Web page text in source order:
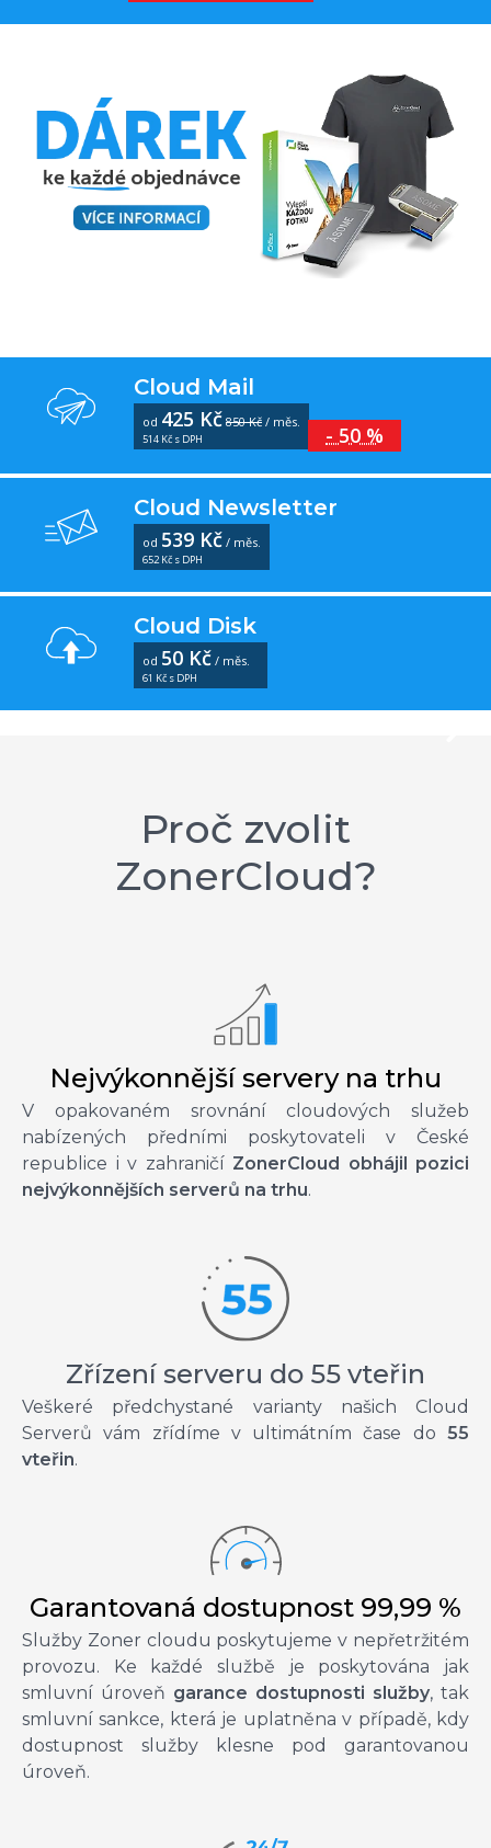
Cloud Mail
od 425 Kč 850 Kč / měs.
514 Kč s DPH - 50 %
Cloud Newsletter
od 539 Kč / měs.
652 Kč s DPH
Cloud Disk
od 50 Kč / měs.
61 Kč s DPH
Proč zvolit
ZonerCloud?
Nejvýkonnější servery na trhu
V opakovaném srovnání cloudových služeb
nabízených předními poskytovateli v České
republice i v zahraničí ZonerCloud obhájil pozici
nejvýkonnějších serverů na trhu.
Zřízení serveru do 55 vteřin
Veškeré předchystané varianty našich Cloud
Serverů vám zřídíme v ultimátním čase do 55
vteřin.
Garantovaná dostupnost 99,99 %
Služby Zoner cloudu poskytujeme v nepřetržitém
provozu. Ke každé službě je poskytována jak
smluvní úroveň garance dostupnosti služby, tak
smluvní sankce, která je uplatněna v případě, kdy
dostupnost služby klesne pod garantovanou
úroveň.